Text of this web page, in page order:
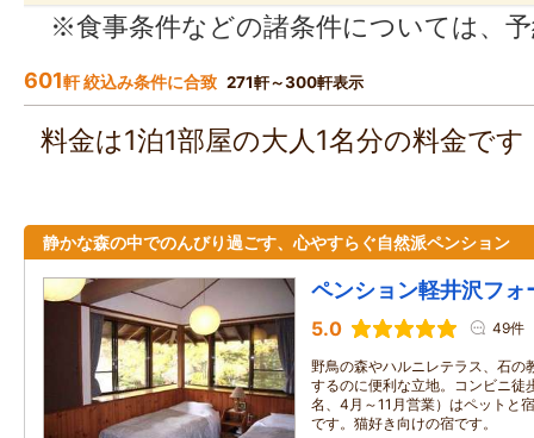
※食事条件などの諸条件については、
601軒 絞込み条件に合致 271軒～300軒表示
料金は1泊1部屋の大人1名分の料金で
静かな森の中でのんびり過ごす、心やすらぐ自然派ペンション
ペンション軽井沢フォ
5.0 49件
野鳥の森やハルニレテラス、石の
するのに便利な立地。コンビニ徒
名、4月～11月営業）はペットと
です。猫好き向けの宿です。